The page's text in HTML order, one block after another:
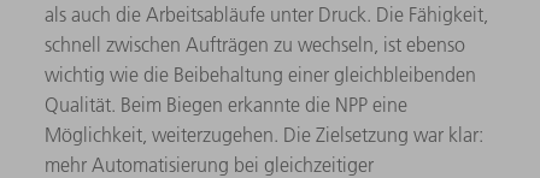
als auch die Arbeitsabläufe unter Druck. Die Fähigkeit,
schnell zwischen Aufträgen zu wechseln, ist ebenso
wichtig wie die Beibehaltung einer gleichbleibenden
Qualität. Beim Biegen erkannte die NPP eine
Möglichkeit, weiterzugehen. Die Zielsetzung war klar:
mehr Automatisierung bei gleichzeitiger